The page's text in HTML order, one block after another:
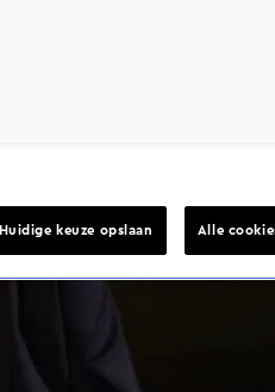
Huidige keuze opslaan Alle